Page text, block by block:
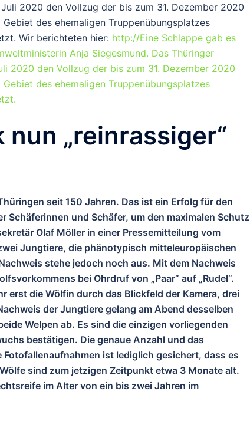
2020 den Vollzug der bis zum 31. Dezember 2020
des ehemaligen Truppenübungsplatzes
Wir berichteten hier: http://Eine Schlappe gab es
Anja Siegesmund. Das Thüringer
2020 den Vollzug der bis zum 31. Dezember 2020
des ehemaligen Truppenübungsplatzes
nun „reinrassiger“
seit 150 Jahren. Das ist ein Erfolg für den
und Schäfer, um den maximalen Schutz
Olaf Möller in einer Pressemitteilung vom
Jungtiere, die phänotypisch mitteleuropäischen
stehe jedoch noch aus. Mit dem Nachweis
bei Ohrdruf von „Paar“ auf „Rudel“.
erst die Wölfin durch das Blickfeld der Kamera, drei
der Jungtiere gelang am Abend desselben
Welpen ab. Es sind die einzigen vorliegenden
bestätigen. Die genaue Anzahl und das
ist lediglich gesichert, dass es
sind zum jetzigen Zeitpunkt etwa 3 Monate alt.
im Alter von ein bis zwei Jahren im